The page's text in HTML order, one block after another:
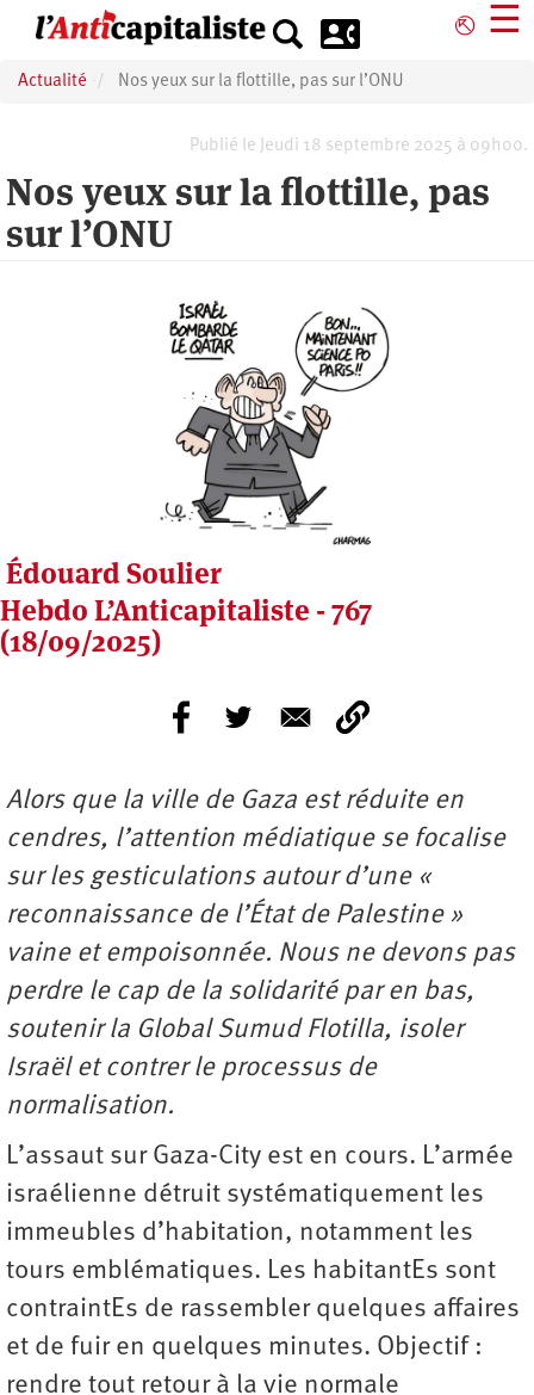
principal
⎋ ☰
Actualité Nos yeux sur la flottille, pas sur l’ONU
Publié le Jeudi 18 septembre 2025 à 09h00.
Nos yeux sur la flottille, pas
sur l’ONU
Édouard Soulier
Hebdo L’Anticapitaliste - 767
(18/09/2025)
Alors que la ville de Gaza est réduite en
cendres, l’attention médiatique se focalise
sur les gesticulations autour d’une «
reconnaissance de l’État de Palestine »
vaine et empoisonnée. Nous ne devons pas
perdre le cap de la solidarité par en bas,
soutenir la Global Sumud Flotilla, isoler
Israël et contrer le processus de
normalisation.
L’assaut sur Gaza-City est en cours. L’armée
israélienne détruit systématiquement les
immeubles d’habitation, notamment les
tours emblématiques. Les habitantEs sont
contraintEs de rassembler quelques affaires
et de fuir en quelques minutes. Objectif :
rendre tout retour à la vie normale